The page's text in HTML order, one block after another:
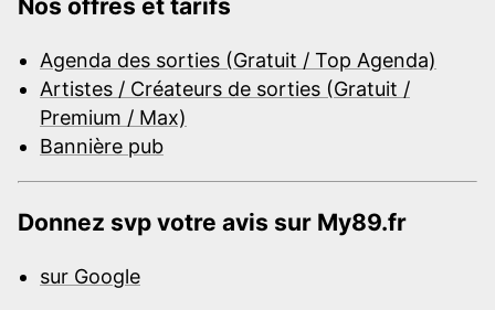
Nos offres et tarifs
Agenda des sorties (Gratuit / Top Agenda)
Artistes / Créateurs de sorties (Gratuit /
Premium / Max)
Bannière pub
Donnez svp votre avis sur My89.fr
sur Google